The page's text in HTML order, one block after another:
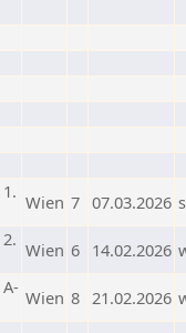
Wien 7 07.03.2026 s
Wien 6 14.02.2026
Wien 8 21.02.2026